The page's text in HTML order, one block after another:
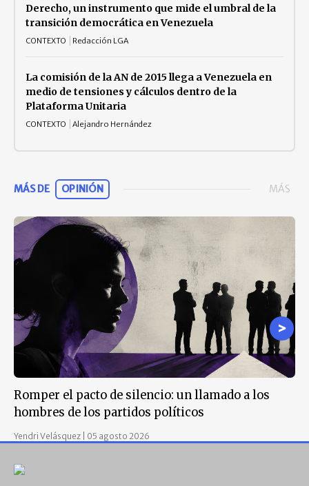
Derecho, un instrumento que mide el umbral de la
transición democrática en Venezuela
CONTEXTO Redacción LGA
La comisión de la AN de 2015 llega a Venezuela en
medio de tensiones y cálculos dentro de la
Plataforma Unitaria
CONTEXTO Alejandro Hernández
MÁS DE OPINIÓN MÁS
Romper el pacto de silencio: un llamado a los
hombres de los partidos políticos
Yendri Velásquez 05 agosto 2026